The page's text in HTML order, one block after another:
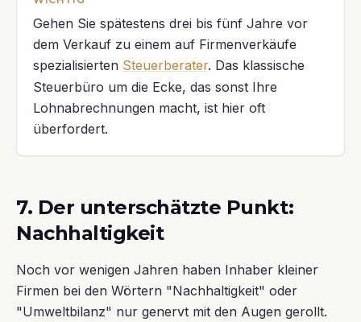
Gehen Sie spätestens drei bis fünf Jahre vor
dem Verkauf zu einem auf Firmenverkäufe
spezialisierten Steuerberater. Das klassische
Steuerbüro um die Ecke, das sonst Ihre
Lohnabrechnungen macht, ist hier oft
überfordert.
7. Der unterschätzte Punkt:
Nachhaltigkeit
Noch vor wenigen Jahren haben Inhaber kleiner
Firmen bei den Wörtern "Nachhaltigkeit" oder
"Umweltbilanz" nur genervt mit den Augen gerollt.